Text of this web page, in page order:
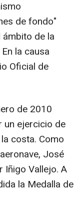
de fondo"
de la
la causa
Oficial de
de 2010
un ejercicio de
costa. Como
José
Iñigo Vallejo. A
la Medalla de